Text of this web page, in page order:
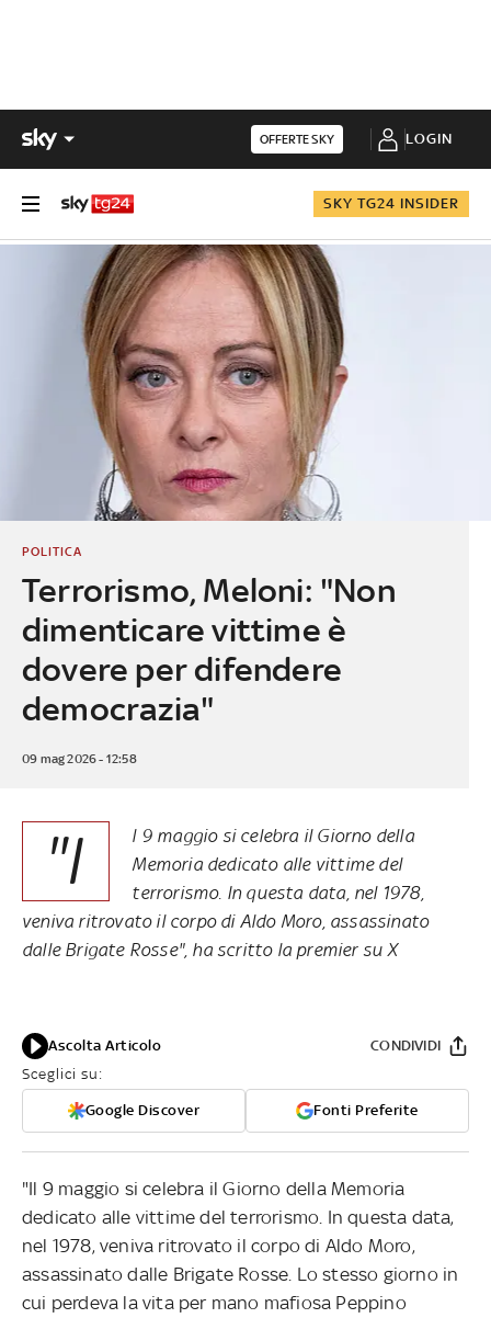
OFFERTE SKY LOGIN
SKY TG24 INSIDER
Terrorismo, Meloni: "Non
dimenticare vittime è
dovere per difendere
democrazia"
POLITICA
09 mag 2026 - 12:58
"I
l 9 maggio si celebra il Giorno della
Memoria dedicato alle vittime del
terrorismo. In questa data, nel 1978,
veniva ritrovato il corpo di Aldo Moro, assassinato
dalle Brigate Rosse", ha scritto la premier su X
Ascolta Articolo
Sceglici su:
Google Discover Fonti Preferite
CONDIVIDI
"Il 9 maggio si celebra il Giorno della Memoria
dedicato alle vittime del terrorismo. In questa data,
nel 1978, veniva ritrovato il corpo di Aldo Moro,
assassinato dalle Brigate Rosse. Lo stesso giorno in
cui perdeva la vita per mano mafiosa Peppino